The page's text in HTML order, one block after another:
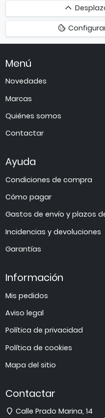
hacia
arriba
Menú
Novedades
Marcas
Quiénes somos
Contactar
Ayuda
Condiciones de compra
Cómo pagar
Gastos de envío y plazos
Incidencias y devoluciones
Garantías
Información
Mis pedidos
Aviso legal
Política de privacidad
Política de cookies
Mapa del sitio
Contactar
Dirección
Calle Prado Marina, 14